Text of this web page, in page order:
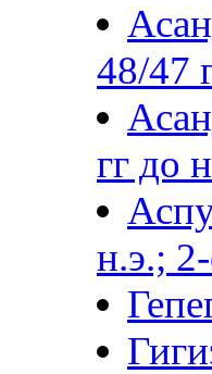
48/47
гг до
н.э.;